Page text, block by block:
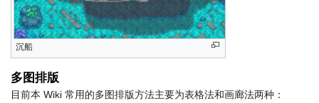
沉船
多图排版
目前本 Wiki 常用的多图排版方法主要为表格法和画廊法两种：